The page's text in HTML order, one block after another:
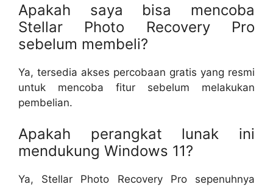
Apakah saya bisa mencoba
Stellar Photo Recovery Pro
sebelum membeli?
Ya, tersedia akses percobaan gratis yang resmi
untuk mencoba fitur sebelum melakukan
pembelian.
Apakah perangkat lunak ini
mendukung Windows 11?
Ya, Stellar Photo Recovery Pro sepenuhnya